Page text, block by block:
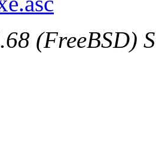
(FreeBSD)